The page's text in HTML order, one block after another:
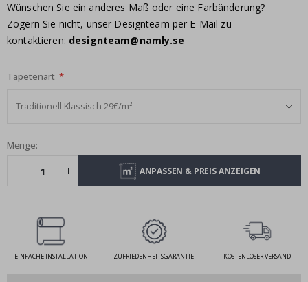
Wünschen Sie ein anderes Maß oder eine Farbänderung?
Zögern Sie nicht, unser Designteam per E-Mail zu
kontaktieren: designteam@namly.se
Tapetenart
Menge:
ANPASSEN & PREIS ANZEIGEN
EINFACHE INSTALLATION ZUFRIEDENHEITSGARANTIE KOSTENLOSER VERSAND